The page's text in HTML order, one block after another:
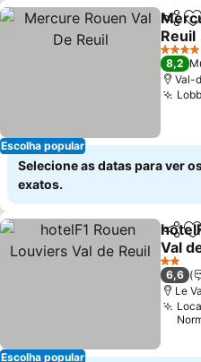
Escolha popular
Reuil
4
8,2
Val-
Selecione as datas para ver
exatos.
Escolha popular
Val
2
6,6
Le